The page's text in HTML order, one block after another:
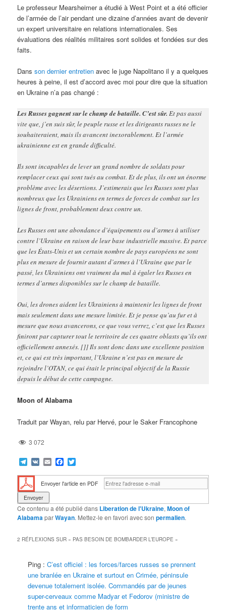
Le professeur Mearsheimer a étudié à West Point et a été officier
de l’armée de l’air pendant une dizaine d’années avant de devenir
un expert universitaire en relations internationales. Ses
évaluations des réalités militaires sont solides et fondées sur des
faits.
Dansson dernier entretien avec le juge Napolitano il y a quelques
heures à peine, il est d’accord avec moi pour dire que la situation
en Ukraine n’a pas changé :
Les Russes gagnent sur le champ de bataille. C’est sûr. Et pas aussi
vite que, j’en suis sûr, le peuple russe et les dirigeants russes ne le
souhaiteraient, mais ils avancent inexorablement. Et l’armée
ukrainienne est en grande difficulté.
Ils sont incapables de lever un grand nombre de soldats pour
remplacer ceux qui sont tués au combat. Et de plus, ils ont un énorme
problème avec les désertions. J’estimerais que les Russes sont plus
nombreux que les Ukrainiens en termes de forces de combat sur les
lignes de front, probablement deux contre un.
Les Russes ont une abondance d’équipements ou d’armes à utiliser
contre l’Ukraine en raison de leur base industrielle massive. Et parce
que les États-Unis et un certain nombre de pays européens ne sont
plus en mesure de fournir autant d’armes à l’Ukraine que par le
passé, les Ukrainiens ont vraiment du mal à égaler les Russes en
termes d’armes disponibles sur le champ de bataille.
Oui, les drones aident les Ukrainiens à maintenir les lignes de front
mais seulement dans une mesure limitée. Et je pense qu’au fur et à
mesure que nous avancerons, ce que vous verrez, c’est que les Russes
finiront par capturer tout le territoire de ces quatre oblasts qu’ils ont
officiellement annexés. []] Ils sont donc dans une excellente position
et, ce qui est très important, l’Ukraine n’est pas en mesure de
rejoindre l’OTAN, ce qui était le principal objectif de la Russie
depuis le début de cette campagne.
Moon of Alabama
Traduit par Wayan, relu par Hervé, pour le Saker Francophone
3 072
Telegram
VK EmailFacebook
Envoyer l'article en PDF
Ce contenu a été publié dans Liberation de l'Ukraine,Moon of
AlabamaparWayan. Mettez-le en favori avec sonpermalien.
2 RÉFLEXIONS SUR « PAS BESOIN DE BOMBARDER L’EUROPE »
Ping :C’est officiel : les forces/farces russes se prennent
une branlée en Ukraine et surtout en Crimée, péninsule
devenue totalement isolée. Commandés par de jeunes
super-cerveaux comme Madyar et Fedorov (ministre de
trente ans et informaticien de form